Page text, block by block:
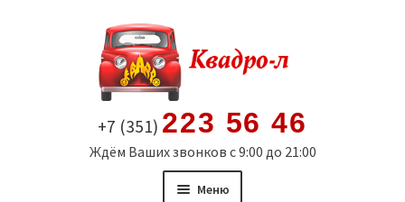
содержимому
+7 (351) 223 56 46
Ждём Ваших звонков с 9:00 до 21:00
Меню